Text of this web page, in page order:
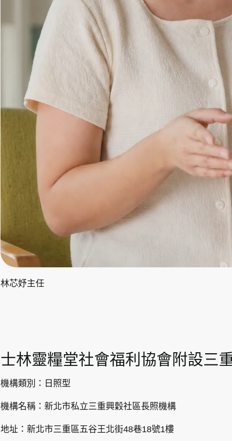
林芯妤主任
士林靈糧堂社會福利協會附設三
機構類別：日照型
機構名稱：新北市私立三重興穀社區長照機構
地址：新北市三重區五谷王北街48巷18號1樓